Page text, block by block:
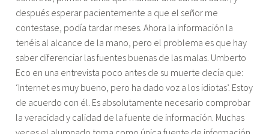
después esperar pacientemente a que el señor me
contestase, podía tardar meses. Ahora la información la
tenéis al alcance de la mano, pero el problema es que hay
saber diferenciar las fuentes buenas de las malas. Umberto
Eco en una entrevista poco antes de su muerte decía que:
‘Internet es muy bueno, pero ha dado voz a los idiotas’. Estoy
de acuerdo con él. Es absolutamente necesario comprobar
la veracidad y calidad de la fuente de información. Muchas